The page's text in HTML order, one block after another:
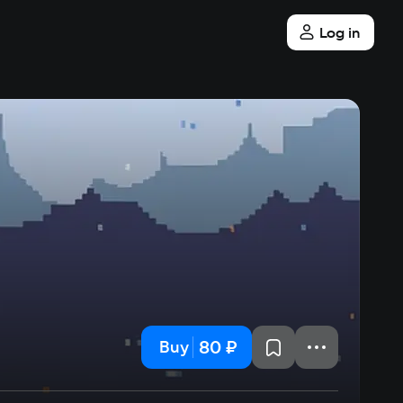
Log in
Buy 80 ₽